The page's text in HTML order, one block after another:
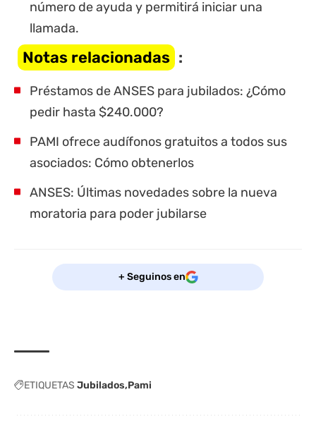
número de ayuda y permitirá iniciar una
llamada.
Notas relacionadas :
Préstamos de ANSES para jubilados: ¿Cómo
pedir hasta $240.000?
PAMI ofrece audífonos gratuitos a todos sus
asociados: Cómo obtenerlos
ANSES: Últimas novedades sobre la nueva
moratoria para poder jubilarse
+ Seguinos en
ETIQUETAS Jubilados Pami